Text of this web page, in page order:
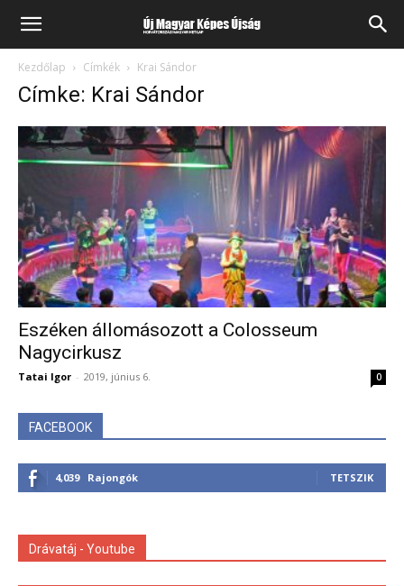
Kezdőlap Címkék Krai Sándor
Címke: Krai Sándor
Eszéken állomásozott a Colosseum
Nagycirkusz
Tatai Igor - 2019, június 6. 0
FACEBOOK
4,039 Rajongók TETSZIK
Drávatáj - Youtube